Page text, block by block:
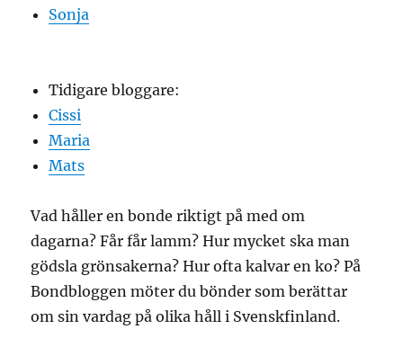
Sonja
Tidigare bloggare:
Cissi
Maria
Mats
Vad håller en bonde riktigt på med om
dagarna? Får får lamm? Hur mycket ska man
gödsla grönsakerna? Hur ofta kalvar en ko? På
Bondbloggen möter du bönder som berättar
om sin vardag på olika håll i Svenskfinland.